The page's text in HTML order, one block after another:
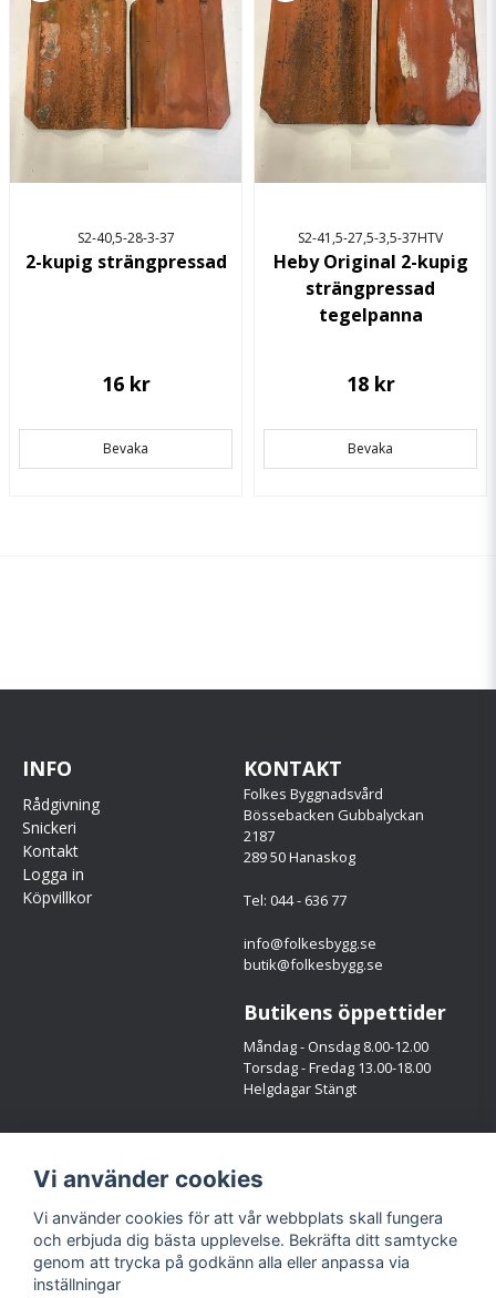
S2-40,5-28-3-37
2-kupig strängpressad
16 kr
Bevaka
S2-41,5-27,5-3,5-37HTV
Heby Original 2-kupig
strängpressad
tegelpanna
18 kr
Bevaka
INFO
Rådgivning
Snickeri
Kontakt
Logga in
Köpvillkor
KONTAKT
Folkes Byggnadsvård
Bössebacken Gubbalyckan
2187
289 50 Hanaskog
Tel: 044 - 636 77
info@folkesbygg.se
butik@folkesbygg.se
Butikens öppettider
Måndag - Onsdag 8.00-12.00
Torsdag - Fredag 13.00-18.00
Helgdagar Stängt
Facebook
Instagram
Vi använder cookies
Vi använder cookies för att vår webbplats skall fungera
och erbjuda dig bästa upplevelse. Bekräfta ditt samtycke
genom att trycka på godkänn alla eller anpassa via
inställningar